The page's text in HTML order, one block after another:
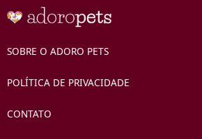
SOBRE O ADORO PETS
POLÍTICA DE PRIVACIDADE
CONTATO